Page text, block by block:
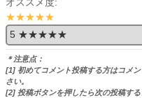
★★★★★
＊注意点：
[1] 初めてコメント投稿する方はコメ
さい。
[2] 投稿ボタンを押したら次の投稿す